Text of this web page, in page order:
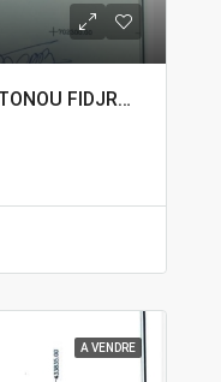
PARCELLE À VENDRE À COTONOU FIDJROSSÈ
A VENDRE